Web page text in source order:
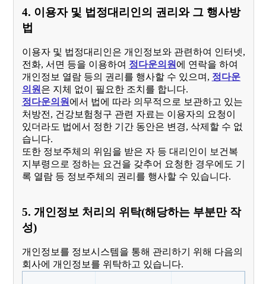
4. 이용자 및 법정대리인의 권리와 그 행사방
법
이용자 및 법정대리인은 개인정보와 관련하여 인터넷,
전화, 서면 등을 이용하여 정다운의원에 연락을 하여
개인정보 열람 등의 권리를 행사할 수 있으며, 정다운
의원은 지체 없이 필요한 조치를 합니다.
정다운의원에서 법에 따라 의무적으로 보관하고 있는
처방전, 건강보험청구 관련 자료는 이용자의 요청이
있더라도 법에서 정한 기간 동안은 변경, 삭제할 수 없
습니다.
또한 정보주체의 위임을 받은 자 등 대리인이 보건복
지부령으로 정하는 요건을 갖추어 요청한 경우에도 기
록 열람 등 정보주체의 권리를 행사할 수 있습니다.
5. 개인정보 처리의 위탁(해당하는 부분만 작
성)
개인정보를 정보시스템을 통해 관리하기 위해 다음의
회사에 개인정보를 위탁하고 있습니다.